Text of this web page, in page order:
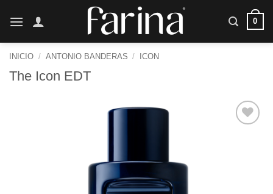
0
INICIO / ANTONIO BANDERAS / ICON
The Icon EDT